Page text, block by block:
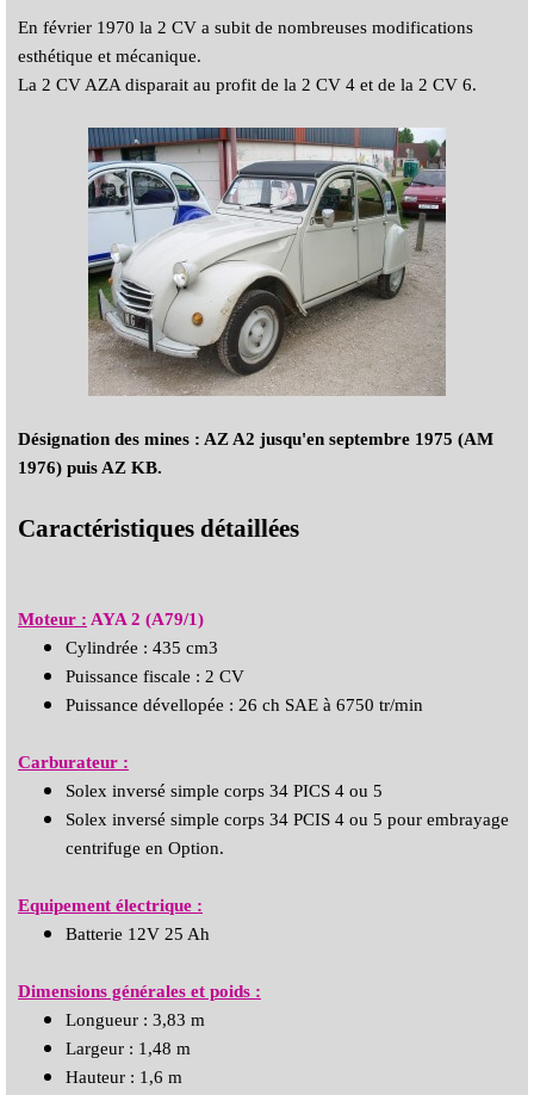
En février 1970 la 2 CV a subit de nombreuses modifications
esthétique et mécanique.
La 2 CV AZA disparait au profit de la 2 CV 4 et de la 2 CV 6.
Désignation des mines : AZ A2 jusqu'en septembre 1975 (AM
1976) puis AZ KB.
Caractéristiques détaillées
Moteur : AYA 2 (A79/1)
Cylindrée : 435 cm3
Puissance fiscale : 2 CV
Puissance dévellopée : 26 ch SAE à 6750 tr/min
Carburateur :
Solex inversé simple corps 34 PICS 4 ou 5
Solex inversé simple corps 34 PCIS 4 ou 5 pour embrayage
centrifuge en Option.
Equipement électrique :
Batterie 12V 25 Ah
Dimensions générales et poids :
Longueur : 3,83 m
Largeur : 1,48 m
Hauteur : 1,6 m